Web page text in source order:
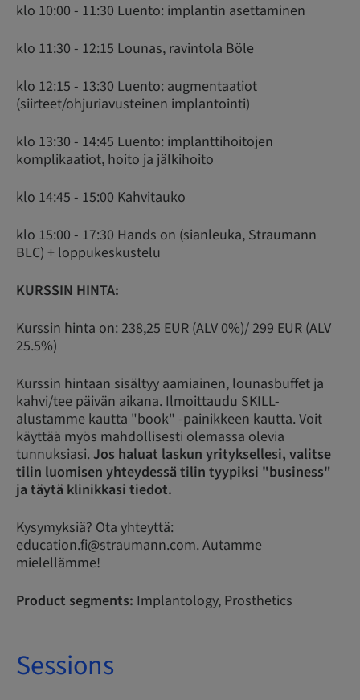
klo 10:00 - 11:30 Luento: implantin asettaminen
klo 11:30 - 12:15 Lounas, ravintola Böle
klo 12:15 - 13:30 Luento: augmentaatiot
(siirteet/ohjuriavusteinen implantointi)
klo 13:30 - 14:45 Luento: implanttihoitojen
komplikaatiot, hoito ja jälkihoito
klo 14:45 - 15:00 Kahvitauko
klo 15:00 - 17:30 Hands on (sianleuka, Straumann
BLC) + loppukeskustelu
KURSSIN HINTA:
Kurssin hinta on: 238,25 EUR (ALV 0%)/ 299 EUR (ALV
25.5%)
Kurssin hintaan sisältyy aamiainen, lounasbuffet ja
kahvi/tee päivän aikana. Ilmoittaudu SKILL-
alustamme kautta "book" -painikkeen kautta. Voit
käyttää myös mahdollisesti olemassa olevia
tunnuksiasi. Jos haluat laskun yrityksellesi, valitse
tilin luomisen yhteydessä tilin tyypiksi "business"
ja täytä klinikkasi tiedot.
Kysymyksiä? Ota yhteyttä:
education.fi@straumann.com. Autamme
mielellämme!
Product segments: Implantology, Prosthetics
Sessions